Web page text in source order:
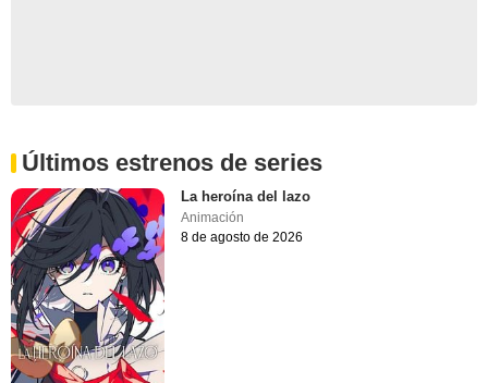
Últimos estrenos de series
La heroína del lazo
Animación
8 de agosto de 2026